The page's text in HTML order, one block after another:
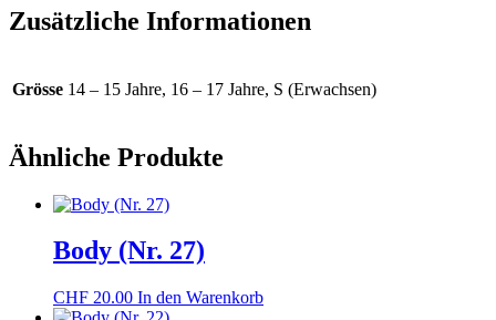
67)
Menge
Zusätzliche Informationen
Grösse 14 – 15 Jahre, 16 – 17 Jahre, S (Erwachsen)
Ähnliche Produkte
Body (Nr. 27)
CHF 20.00 In den Warenkorb